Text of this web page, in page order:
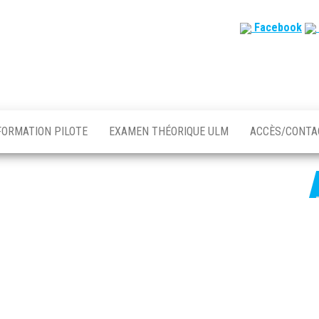
Facebook
PILOTE EXAMEN THÉORIQUE ULM ACCÈS/